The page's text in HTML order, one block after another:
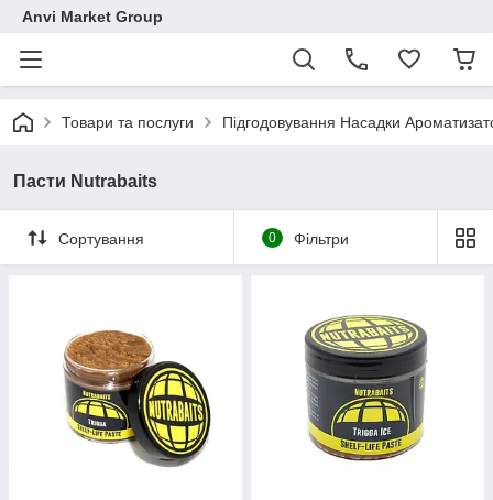
Anvi Market Group
Товари та послуги Підгодовування Насадки
Пасти Nutrabaits
Сортування 0 Фільтри